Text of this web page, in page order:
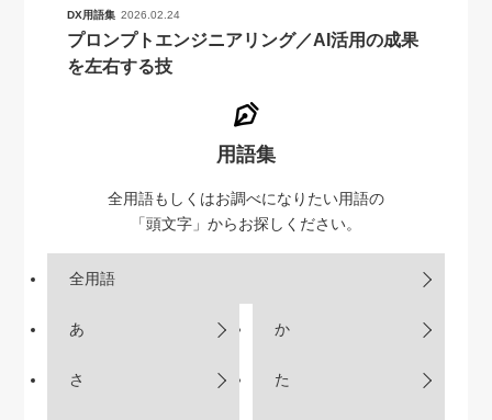
DX用語集 2026.02.24
プロンプトエンジニアリング／AI活用の成果
を左右する技
用語集
全用語もしくはお調べになりたい用語の
「頭文字」からお探しください。
全用語
あ か
さ た